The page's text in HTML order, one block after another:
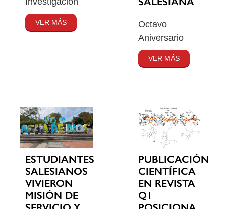
VER MÁS
Octavo
Aniversario
VER MÁS
ESTUDIANTES
SALESIANOS
VIVIERON
MISIÓN DE
PUBLICACIÓN
CIENTÍFICA
EN REVISTA
Q1